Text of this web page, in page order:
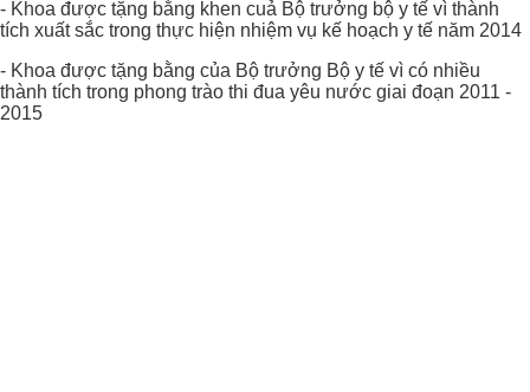
- Khoa được tặng bằng khen cuả Bộ trưởng bộ y tế vì thành
tích xuất sắc trong thực hiện nhiệm vụ kế hoạch y tế năm 2014
- Khoa được tặng bằng của Bộ trưởng Bộ y tế vì có nhiều
thành tích trong phong trào thi đua yêu nước giai đoạn 2011 -
2015